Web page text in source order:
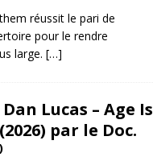
réussit le pari de
pour le rendre
large. […]
Lucas – Age Is
par le Doc.